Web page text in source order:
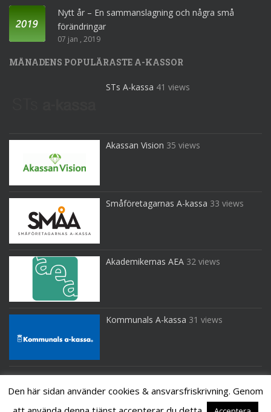
Nytt år – En sammanslagning och några små
förändringar
07 jan , 2019
MÅNADENS POPULÄRASTE A-KASSOR
STs A-kassa 41 views
Akassan Vision 35 views
Småföretagarnas A-kassa 33 views
Akademikernas AEA 32 views
Kommunals A-kassa 31 views
Den här sidan använder cookies & ansvarsfriskrivning. Genom